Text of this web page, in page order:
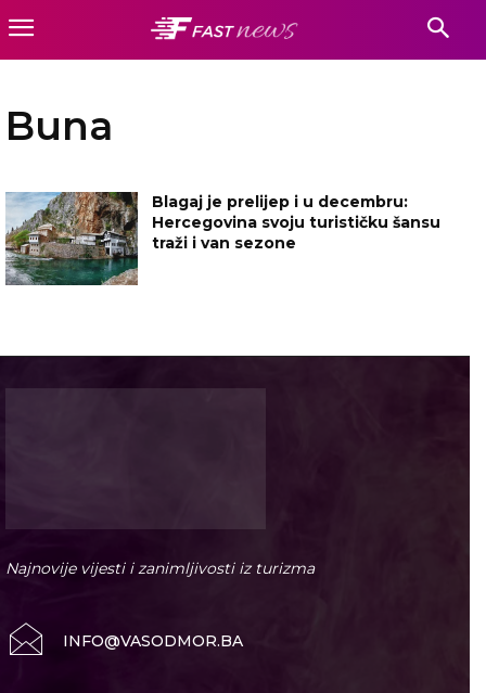
Buna
Blagaj je prelijep i u decembru:
Hercegovina svoju turističku šansu
traži i van sezone
Najnovije vijesti i zanimljivosti iz turizma
INFO@VASODMOR.BA